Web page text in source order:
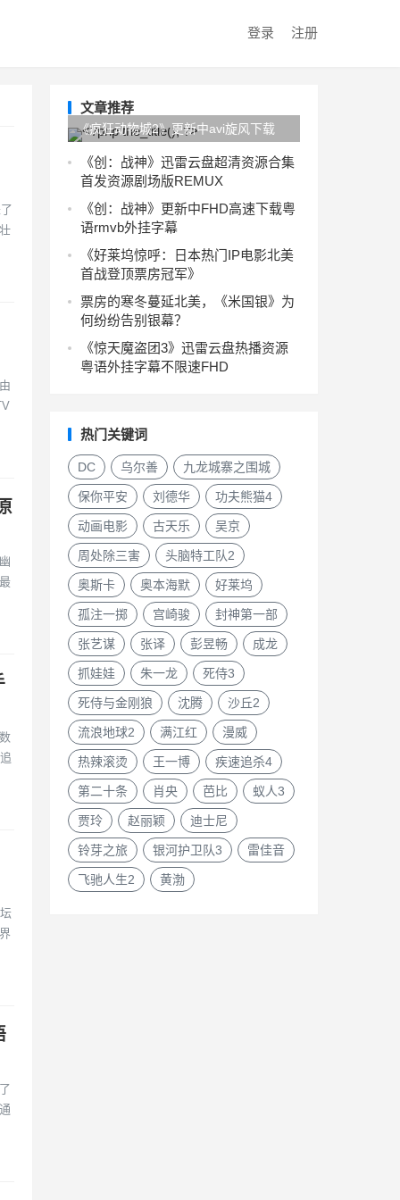
登录 注册
文章推荐
《疯狂动物城2》更新中avi旋风下载
HD720p完整版
《创：战神》迅雷云盘超清资源合集
首发资源剧场版REMUX
《创：战神》更新中FHD高速下载粤
语rmvb外挂字幕
《好莱坞惊呼：日本热门IP电影北美
首战登顶票房冠军》
票房的寒冬蔓延北美，《米国银》为
何纷纷告别银幕？
《惊天魔盗团3》迅雷云盘热播资源
粤语外挂字幕不限速FHD
热门关键词
DC 乌尔善 九龙城寨之围城
保你平安 刘德华 功夫熊猫4
动画电影 古天乐 吴京
周处除三害 头脑特工队2
奥斯卡 奥本海默 好莱坞
孤注一掷 宫崎骏 封神第一部
张艺谋 张译 彭昱畅 成龙
抓娃娃 朱一龙 死侍3
死侍与金刚狼 沈腾 沙丘2
流浪地球2 满江红 漫威
热辣滚烫 王一博 疾速追杀4
第二十条 肖央 芭比 蚁人3
贾玲 赵丽颖 迪士尼
铃芽之旅 银河护卫队3 雷佳音
飞驰人生2 黄渤